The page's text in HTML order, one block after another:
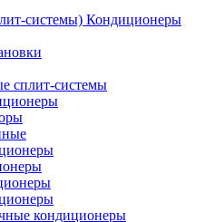
Кондиционеры
сплит-системы
кондиционеры